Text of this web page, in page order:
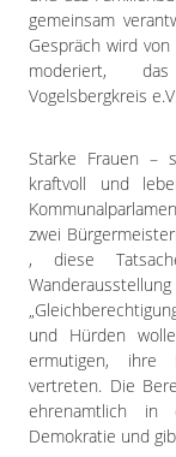
gemeinsam
Gespräch wird
moderiert,
Vogelsbergkreis
Starke Frauen –
kraftvoll und
zwei
, diese
und Hürden
ermutigen, ihre
vertreten. Die
ehrenamtlich
Demokratie und